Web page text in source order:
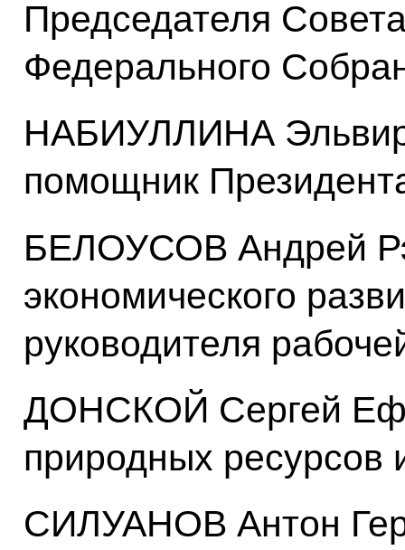
Председателя
Федерального
НАБИУЛЛИНА
помощник
БЕЛОУСОВ Андрей
экономического
руководителя
ДОНСКОЙ Сергей
природных ресурсов
СИЛУАНОВ Антон